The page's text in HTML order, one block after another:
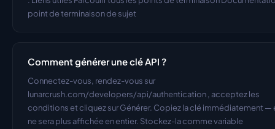
point de terminaison de sujet
Comment générer une clé API ?
Connectez-vous, rendez-vous sur
lunarcrush.com/developers/api/authentication , acceptez les
conditions et cliquez sur Générer. Copiez la clé immédiatement —
ne sera plus affichée en entier. Stockez-la comme variable